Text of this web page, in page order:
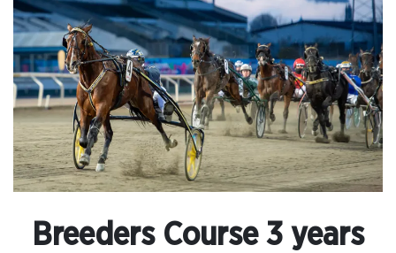
Breeders Course 3 years